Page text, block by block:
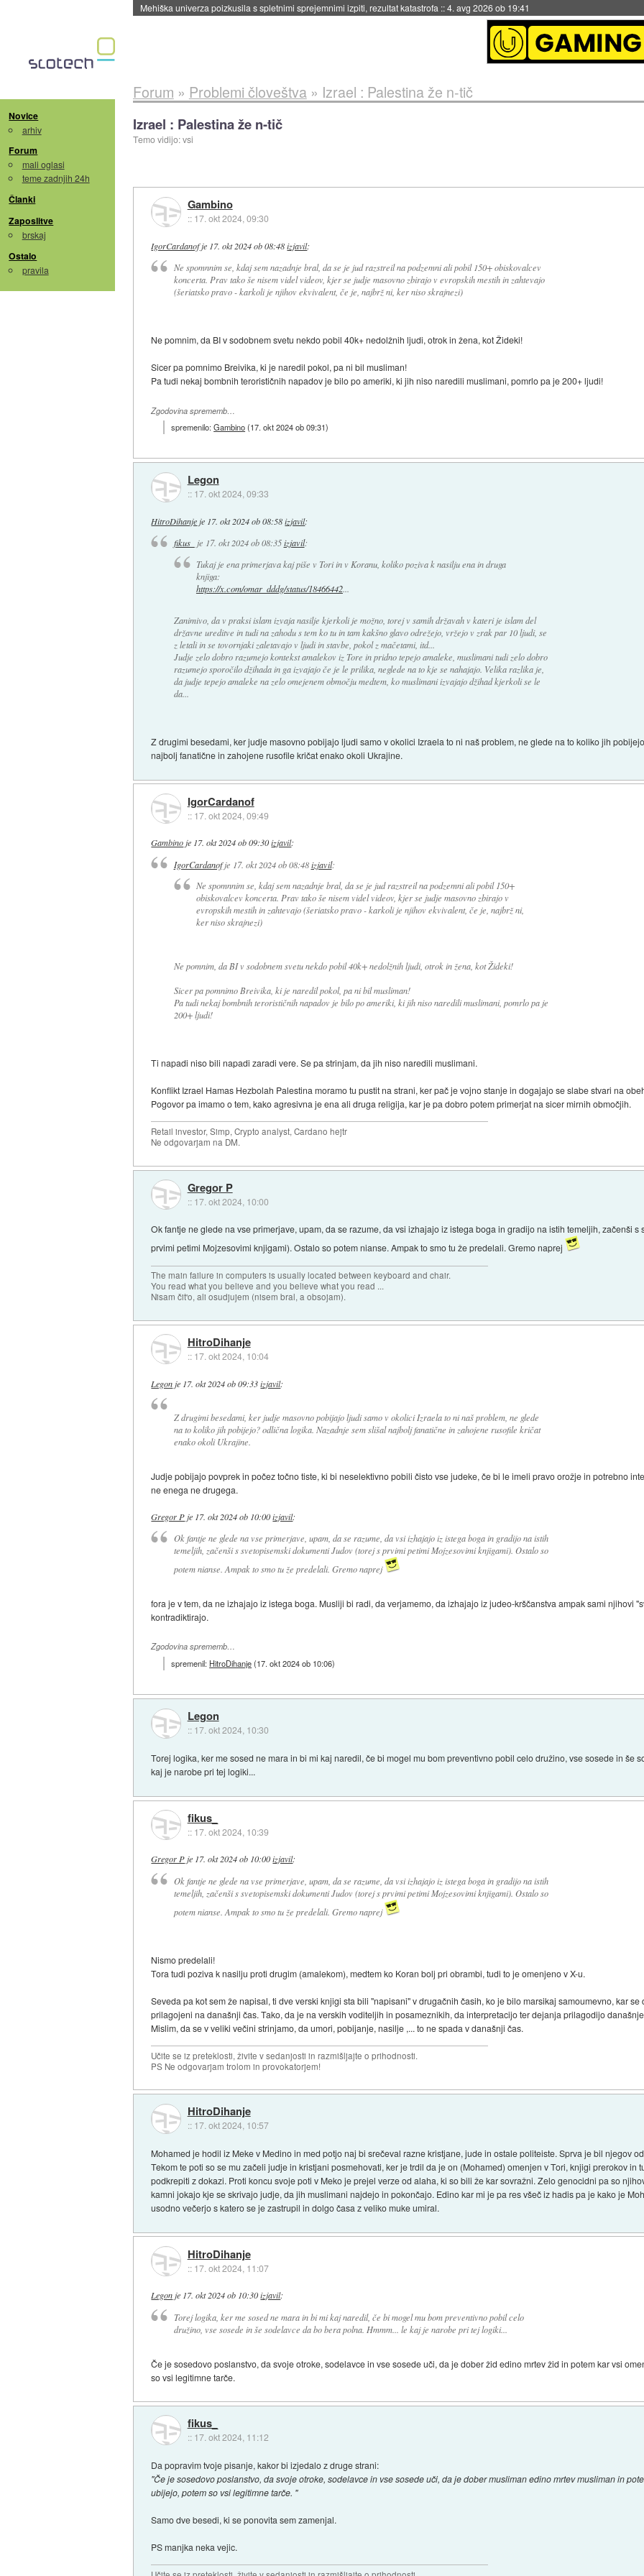
Mehiška univerza poizkusila s spletnimi sprejemnimi izpiti, rezultat katastrofa ::4. avg 2026 ob 19:41
Novice
arhiv
Forum
mali oglasi
teme zadnjih 24h
Članki
Zaposlitve
brskaj
Ostalo
pravila
Forum » Problemi človeštva» Izrael : Palestina že n-tič
Izrael : Palestina že n-tič
Temo vidijo: vsi
Gambino
:: 17. okt 2024, 09:30
IgorCardanofje 17. okt 2024 ob 08:48 izjavil:
Ne spomnnim se, kdaj sem nazadnje bral, da se je jud razstreil na podzemni ali pobil 150+ obiskovalcev
koncerta. Prav tako še nisem videl videov, kjer se judje masovno zbirajo v evropskih mestih in zahtevajo
(šeriatsko pravo - karkoli je njihov ekvivalent, če je, najbrž ni, ker niso skrajnezi)
Ne pomnim, da BI v sodobnem svetu nekdo pobil 40k+ nedolžnih ljudi, otrok in žena, kot Žideki!
Sicer pa pomnimo Breivika, ki je naredil pokol, pa ni bil musliman!
Pa tudi nekaj bombnih terorističnih napadov je bilo po ameriki, ki jih niso naredili muslimani, pomrlo pa je 200+ ljudi!
Zgodovina sprememb…
spremenilo:Gambino(17. okt 2024 ob 09:31)
Legon
:: 17. okt 2024, 09:33
HitroDihanje je 17. okt 2024 ob 08:58 izjavil:
fikus_ je 17. okt 2024 ob 08:35 izjavil:
Tukaj je ena primerjava kaj piše v Tori in v Koranu, koliko poziva k nasilju ena in druga
knjiga:
https://x.com/omar_dddg/status/18466442...
Zanimivo, da v praksi islam izvaja nasilje kjerkoli je možno, torej v samih državah v kateri je islam del
državne ureditve in tudi na zahodu s tem ko tu in tam kakšno glavo odrežejo, vržejo v zrak par 10 ljudi, se
z letali in se tovornjaki zaletavajo v ljudi in stavbe, pokol z mačetami, itd...
Judje zelo dobro razumejo kontekst amalekov iz Tore in pridno tepejo amaleke, muslimani tudi zelo dobro
razumejo sporočilo džihada in ga izvajajo če je le prilika, neglede na to kje se nahajajo. Velika razlika je,
da judje tepejo amaleke na zelo omejenem območju medtem, ko muslimani izvajajo džihad kjerkoli se le
da...
Z drugimi besedami, ker judje masovno pobijajo ljudi samo v okolici Izraela to ni naš problem, ne glede na to koliko jih
najbolj fanatične in zahojene rusofile kričat enako okoli Ukrajine.
IgorCardanof
:: 17. okt 2024, 09:49
Gambinoje 17. okt 2024 ob 09:30 izjavil:
IgorCardanofje 17. okt 2024 ob 08:48 izjavil:
Ne spomnnim se, kdaj sem nazadnje bral, da se je jud razstreil na podzemni ali pobil 150+
obiskovalcev koncerta. Prav tako še nisem videl videov, kjer se judje masovno zbirajo v
evropskih mestih in zahtevajo (šeriatsko pravo - karkoli je njihov ekvivalent, če je, najbrž ni,
ker niso skrajnezi)
Ne pomnim, da BI v sodobnem svetu nekdo pobil 40k+ nedolžnih ljudi, otrok in žena, kot Žideki!
Sicer pa pomnimo Breivika, ki je naredil pokol, pa ni bil musliman!
Pa tudi nekaj bombnih terorističnih napadov je bilo po ameriki, ki jih niso naredili muslimani, pomrlo pa je
200+ ljudi!
Ti napadi niso bili napadi zaradi vere. Se pa strinjam, da jih niso naredili muslimani.
Konflikt Izrael Hamas Hezbolah Palestina moramo tu pustit na strani, ker pač je vojno stanje in dogajajo se slabe stvari na
Pogovor pa imamo o tem, kako agresivna je ena ali druga religija, kar je pa dobro potem primerjat na sicer mirnih območjih.
Retail investor, Simp, Crypto analyst, Cardano hejtr
Ne odgovarjam na DM.
Gregor P
:: 17. okt 2024, 10:00
Ok fantje ne glede na vse primerjave, upam, da se razume, da vsi izhajajo iz istega boga in gradijo na istih temeljih, začenši
prvimi petimi Mojzesovimi knjigami). Ostalo so potem nianse. Ampak to smo tu že predelali. Gremo naprej
The main failure in computers is usually located between keyboard and chair.
You read what you believe and you believe what you read ...
Nisam čit'o, ali osudjujem (nisem bral, a obsojam).
HitroDihanje
:: 17. okt 2024, 10:04
Legon je 17. okt 2024 ob 09:33 izjavil:
Z drugimi besedami, ker judje masovno pobijajo ljudi samo v okolici Izraela to ni naš problem, ne glede
na to koliko jih pobijejo? odlična logika. Nazadnje sem slišal najbolj fanatične in zahojene rusofile kričat
enako okoli Ukrajine.
Judje pobijajo povprek in počez točno tiste, ki bi neselektivno pobili čisto vse judeke, če bi le imeli pravo orožje in potrebno
ne enega ne drugega.
Gregor P je 17. okt 2024 ob 10:00 izjavil:
Ok fantje ne glede na vse primerjave, upam, da se razume, da vsi izhajajo iz istega boga in gradijo na istih
temeljih, začenši s svetopisemski dokumenti Judov (torej s prvimi petimi Mojzesovimi knjigami). Ostalo so
potem nianse. Ampak to smo tu že predelali. Gremo naprej
fora je v tem, da ne izhajajo iz istega boga. Musliji bi radi, da verjamemo, da izhajajo iz judeo-krščanstva ampak sami njihovi
kontradiktirajo.
Zgodovina sprememb…
spremenil: HitroDihanje(17. okt 2024 ob 10:06)
Legon
:: 17. okt 2024, 10:30
Torej logika, ker me sosed ne mara in bi mi kaj naredil, če bi mogel mu bom preventivno pobil celo družino, vse sosede in še
kaj je narobe pri tej logiki...
fikus_
:: 17. okt 2024, 10:39
Gregor Pje 17. okt 2024 ob 10:00 izjavil:
Ok fantje ne glede na vse primerjave, upam, da se razume, da vsi izhajajo iz istega boga in gradijo na istih
temeljih, začenši s svetopisemski dokumenti Judov (torej s prvimi petimi Mojzesovimi knjigami). Ostalo so
potem nianse. Ampak to smo tu že predelali. Gremo naprej
Nismo predelali!
Tora tudi poziva k nasilju proti drugim (amalekom), medtem ko Koran bolj pri obrambi, tudi to je omenjeno v X-u.
Seveda pa kot sem že napisal, ti dve verski knjigi sta bili "napisani" v drugačnih časih, ko je bilo marsikaj samoumevno, kar
prilagojeni na današnji čas. Tako, da je na verskih voditeljih in posameznikih, da interpretacijo ter dejanja prilagodijo
Mislim, da se v veliki večini strinjamo, da umori, pobijanje, nasilje ,... to ne spada v današnji čas.
Učite se iz preteklosti, živite v sedanjosti in razmišljajte o prihodnosti.
PS Ne odgovarjam trolom in provokatorjem!
HitroDihanje
:: 17. okt 2024, 10:57
Mohamed je hodil iz Meke v Medino in med potjo naj bi srečeval razne kristjane, jude in ostale politeiste. Sprva je bil njegov
Tekom te poti so se mu začeli judje in kristjani posmehovati, ker je trdil da je on (Mohamed) omenjen v Tori, knjigi prerokov in
podkrepiti z dokazi. Proti koncu svoje poti v Meko je prejel verze od alaha, ki so bili že kar sovražni. Zelo genocidni pa so
kamni jokajo kje se skrivajo judje, da jih muslimani najdejo in pokončajo. Edino kar mi je pa res všeč iz hadis pa je kako je
usodno večerjo s katero se je zastrupil in dolgo časa z veliko muke umiral.
HitroDihanje
:: 17. okt 2024, 11:07
Legonje 17. okt 2024 ob 10:30 izjavil:
Torej logika, ker me sosed ne mara in bi mi kaj naredil, če bi mogel mu bom preventivno pobil celo
družino, vse sosede in še sodelavce da bo bera polna. Hmmm... le kaj je narobe pri tej logiki...
Če je sosedovo poslanstvo, da svoje otroke, sodelavce in vse sosede uči, da je dober žid edino mrtev žid in potem kar vsi
so vsi legitimne tarče.
fikus_
:: 17. okt 2024, 11:12
Da popravim tvoje pisanje, kakor bi izjedalo z druge strani:
"Če je sosedovo poslanstvo, da svoje otroke, sodelavce in vse sosede uči, da je dober musliman edino mrtev musliman in
ubijejo, potem so vsi legitimne tarče. "
Samo dve besedi, ki se ponovita sem zamenjal.
PS manjka neka vejic.